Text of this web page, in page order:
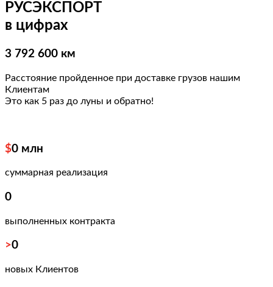
РУСЭКСПОРТ
в цифрах
3 792 600 км
Расстояние пройденное при доставке грузов нашим
Клиентам
Это как 5 раз до луны и обратно!
$0 млн
суммарная реализация
0
выполненных контракта
>0
новых Клиентов